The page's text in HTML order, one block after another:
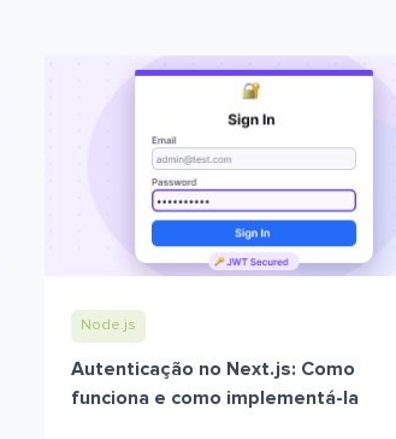
Node.js
Autenticação no Next.js: Como
funciona e como implementá-la